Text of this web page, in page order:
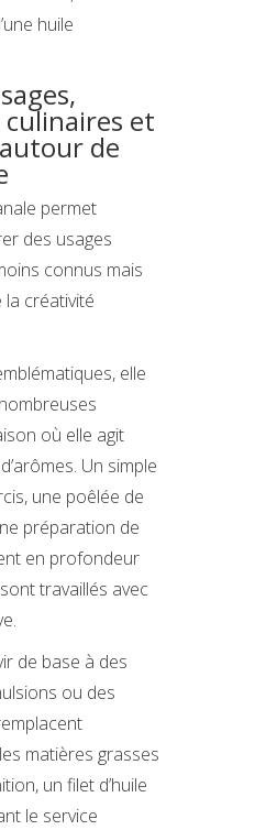
huile
et
de
permet
des usages
connus mais
créativité
elle
où elle agit
Un simple
une poêlée de
préparation de
en profondeur
travaillés avec
de base à des
ou des
matières grasses
un filet d’huile
le service